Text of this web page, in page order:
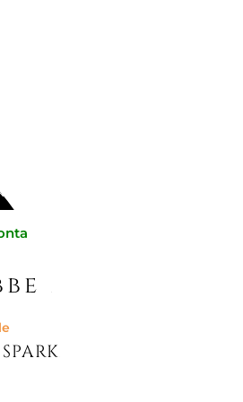
AL CARRELLO
consegna
piacerti
ROUND 5286137